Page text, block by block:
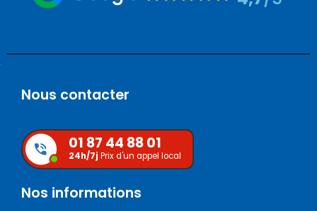
Nous contacter
01 87 44 88 01
24h/7j Prix d'un appel local
Nos informations